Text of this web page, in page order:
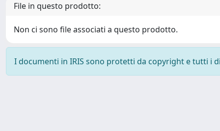
File in questo prodotto:
Non ci sono file associati a questo prodotto.
I documenti in IRIS sono protetti da copyright e tutti i